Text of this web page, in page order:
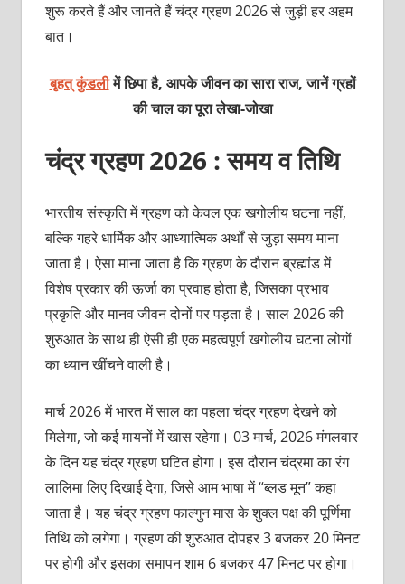
शुरू करते हैं और जानते हैं चंद्र ग्रहण 2026 से जुड़ी हर अहम
बात।
बृहत् कुंडलीमें छिपा है, आपके जीवन का सारा राज, जानें ग्रहों
की चाल का पूरालेखा-जोखा
चंद्र ग्रहण 2026 : समय व तिथि
भारतीय संस्कृति में ग्रहण को केवल एक खगोलीय घटना नहीं,
बल्कि गहरे धार्मिक और आध्यात्मिक अर्थों से जुड़ा समय माना
जाता है। ऐसा माना जाता है कि ग्रहण के दौरान ब्रह्मांड में
विशेष प्रकार की ऊर्जा का प्रवाह होता है, जिसका प्रभाव
प्रकृति और मानव जीवन दोनों पर पड़ता है। साल 2026 की
शुरुआत के साथ ही ऐसी ही एक महत्वपूर्ण खगोलीय घटना लोगों
का ध्यान खींचने वाली है।
मार्च 2026 में भारत में साल का पहला चंद्र ग्रहण देखने को
मिलेगा, जो कई मायनों में खास रहेगा। 03 मार्च, 2026 मंगलवार
के दिन यह चंद्र ग्रहण घटित होगा। इस दौरान चंद्रमा का रंग
लालिमा लिए दिखाई देगा, जिसे आम भाषा में “ब्लड मून” कहा
जाता है। यह चंद्र ग्रहण फाल्गुन मास के शुक्ल पक्ष की पूर्णिमा
तिथि को लगेगा। ग्रहण की शुरुआत दोपहर 3 बजकर 20 मिनट
पर होगी और इसका समापन शाम 6 बजकर 47 मिनट पर होगा।